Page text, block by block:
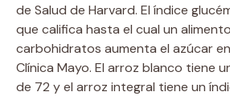
de Salud de Harvard. El índice
que califica hasta el cual un
carbohidratos aumenta el azúcar
Clínica Mayo. El arroz blanco tiene
de 72 y el arroz integral tiene un